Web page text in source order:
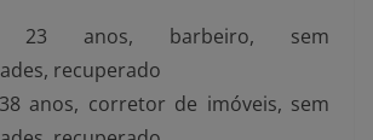
23 anos, barbeiro, sem
recuperado
anos, corretor de imóveis, sem